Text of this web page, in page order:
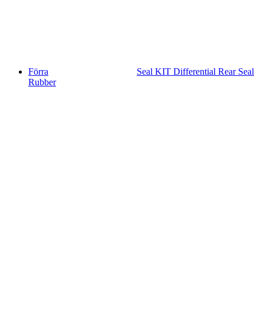
Förra
Seal KIT Differential Rear Seal
Rubber